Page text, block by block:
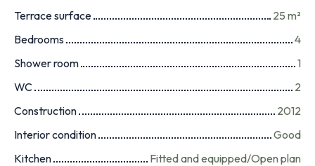
Terrace surface
25 m²
Bedrooms
4
Shower room
1
WC
2
Construction
2012
Interior condition
Good
Kitchen
Fitted and equipped/Open plan